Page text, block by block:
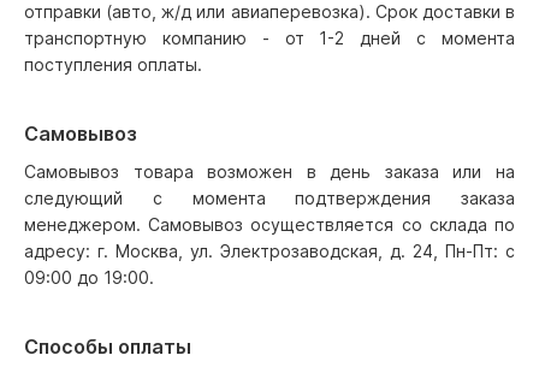
отправки (авто, ж/д или авиаперевозка). Срок доставки в
транспортную компанию - от 1-2 дней с момента
поступления оплаты.
Самовывоз
Самовывоз товара возможен в день заказа или на
следующий с момента подтверждения заказа
менеджером. Самовывоз осуществляется со склада по
адресу: г. Москва, ул. Электрозаводская, д. 24, Пн-Пт: с
09:00 до 19:00.
Способы оплаты